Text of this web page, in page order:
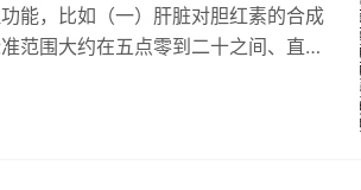
能，比如（一）肝脏对胆红素的合成
范围大约在五点零到二十之间、直接